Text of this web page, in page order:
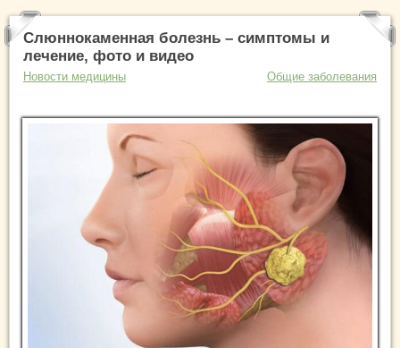
Слюннокаменная болезнь – симптомы и
лечение, фото и видео
Новости медицины Общие заболевания